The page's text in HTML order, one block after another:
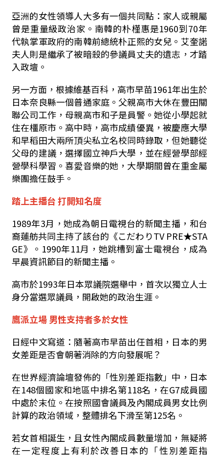
亞洲的女性領導人大多有一個共同點：家人或親屬
曾是重量級政治家。南韓的朴槿惠是1960到70年
代執掌軍政府的南韓前總統朴正熙的女兒。艾奎諾
夫人則是繼承了被暗殺的參議員丈夫的遺志，才踏
入政壇。
另一方面，根據維基百科，高市早苗1961年出生於
日本奈良縣一個普通家庭。父親高市大休在豐田關
聯公司工作，母親高市和子是員警。她從小學起就
住在橿原市。高中時，高市成績優異，被慶應大學
和早稻田大兩所頂尖私立名校同時錄取，但她聽從
父母的建議，選擇國立神戶大學，並在經營學部經
營學科學習。喜愛音樂的她，大學期間曾在重金屬
樂團擔任鼓手。
踏上主播台 打開知名度
1989年3月，她成為朝日電視台的新聞主播，和台
裔蓮舫共同主持了該台的《こだわりTV PRE★STA
GE》。 1990年11月，她跳槽到富士電視台，成為
早晨資訊節目的新聞主播。
高市於1993年日本眾議院選舉中，首次以獨立人士
身分當選眾議員，開啟她的政治生涯。
鷹派立場 男性支持者多於女性
日經中文寫道：隨著高市早苗出任首相，日本的男
女差距是否會朝著消除的方向發展呢？
在世界經濟論壇發佈的「性別差距指數」中，日本
在148個國家和地區中排名第118名，在G7成員國
中處於末位。在按照國會議員及內閣成員男女比例
計算的政治領域，整體排名下滑至第125名。
若女首相誕生，且女性內閣成員數量增加，無疑將
在一定程度上有利於改善日本的「性別差距指